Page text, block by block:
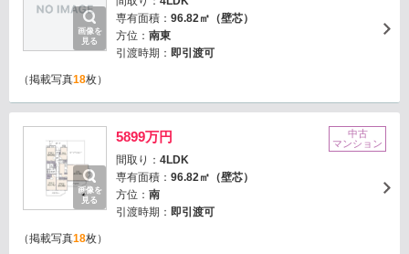
画像を
見る
専有面積： 96.82㎡（壁芯）
方位： 南東
引渡時期： 即引渡可
（掲載写真18枚）
画像を
見る
5899万円
間取り： 4LDK
専有面積： 96.82㎡（壁芯）
方位： 南
引渡時期： 即引渡可
中古
マンション
（掲載写真18枚）